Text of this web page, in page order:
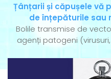
Țânțarii și căpușele vă
de înțepăturile sau
Bolile transmise de
agenți patogeni